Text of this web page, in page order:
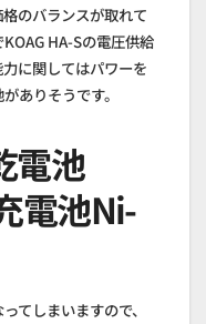
のバランスが取れて
HA-Sの電圧供給
に関してはパワーを
ありそうです。
電池
電池Ni-
てしまいますので、